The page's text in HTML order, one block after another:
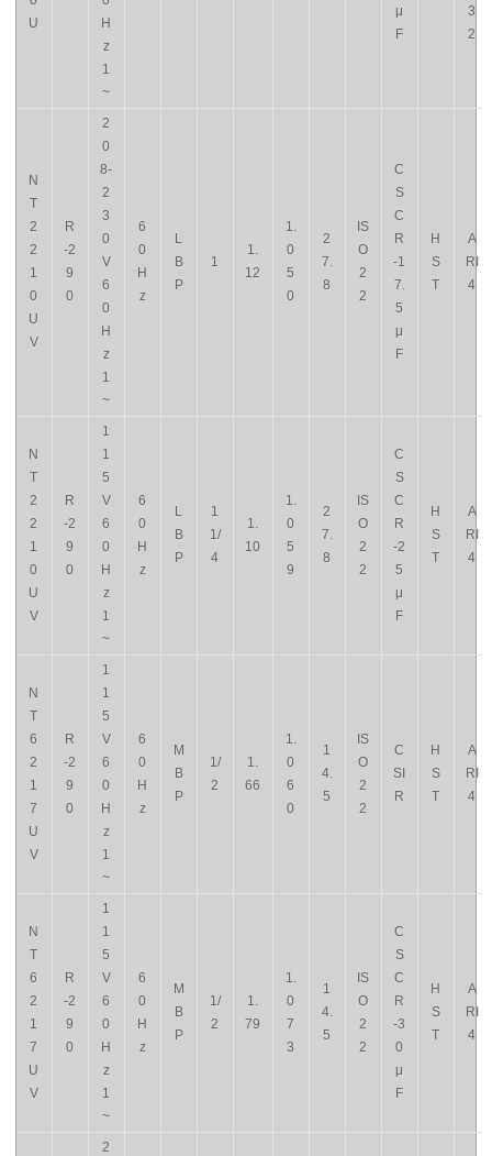
U
H
z
1
~
μ
F
3
2
N
T
2
2
1
0
U
V
R
-2
9
0
2
0
8-
2
3
0
V
6
0
H
z
1
~
6
0
H
z
L
B
P
1
1.
12
1.
0
5
0
2
7.
8
IS
O
2
2
C
S
C
R
-1
7.
5
μ
F
H
S
T
A
RI
4
N
T
2
2
1
0
U
V
R
-2
9
0
1
1
5
V
6
0
H
z
1
~
6
0
H
z
L
B
P
1
1/
4
1.
10
1.
0
5
9
2
7.
8
IS
O
2
2
C
S
C
R
-2
5
μ
F
H
S
T
A
RI
4
N
T
6
2
1
7
U
V
R
-2
9
0
1
1
5
V
6
0
H
z
1
~
6
0
H
z
M
B
P
1/
2
1.
66
1.
0
6
0
1
4.
5
IS
O
2
2
C
SI
R
H
S
T
A
RI
4
N
T
6
2
1
7
U
V
R
-2
9
0
1
1
5
V
6
0
H
z
1
~
6
0
H
z
M
B
P
1/
2
1.
79
1.
0
7
3
1
4.
5
IS
O
2
2
C
S
C
R
-3
0
μ
F
H
S
T
A
RI
4
2